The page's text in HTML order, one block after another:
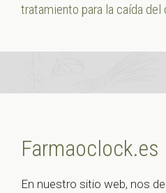
tratamiento para la caída del
Farmaoclock.es
En nuestro sitio web, nos